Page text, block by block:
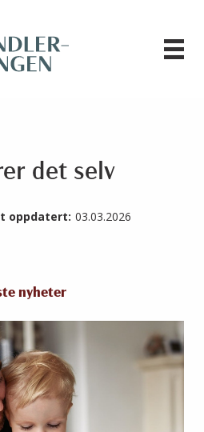
det selv
oppdatert: 03.03.2026
nyheter